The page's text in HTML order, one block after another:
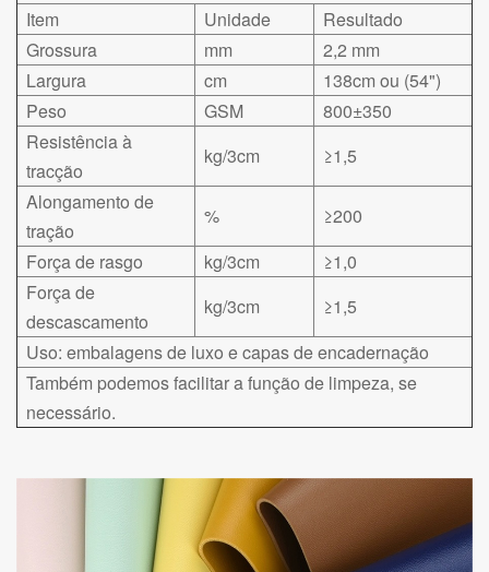
Item
Unidade
Resultado
Grossura
mm
2,2 mm
Largura
cm
138cm ou (54")
Peso
GSM
800±350
Resistência à
tracção
kg/3cm
≥1,5
Alongamento de
tração
%
≥200
Força de rasgo
kg/3cm
≥1,0
Força de
descascamento
kg/3cm
≥1,5
Uso: embalagens de luxo e capas de encadernação
Também podemos facilitar a função de limpeza, se
necessário.